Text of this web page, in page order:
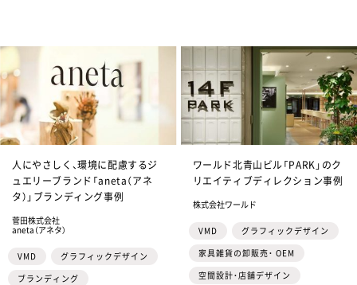
人にやさしく、環境に配慮するジ
ュエリーブランド「aneta（アネ
タ）」ブランディング事例
菅田株式会社
aneta（アネタ）
VMD
グラフィックデザイン
ブランディング
ワールド北青山ビル「PARK」のク
リエイティブディレクション事例
株式会社ワールド
VMD
グラフィックデザイン
家具雑貨の卸販売・ OEM
空間設計・店舗デザイン